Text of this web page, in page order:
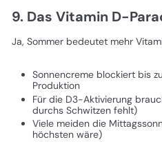
9. Das Vitamin D-
Ja, Sommer bedeutet mehr
Sonnencreme blockiert bis
Produktion
Für die D3-Aktivierung
durchs Schwitzen fehlt)
Viele meiden die
höchsten wäre)